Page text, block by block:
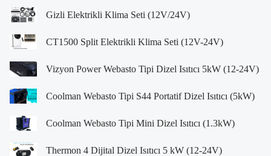
Gizli Elektrikli Klima Seti (12V/24V)
CT1500 Split Elektrikli Klima Seti (12V-24V)
Vizyon Power Webasto Tipi Dizel Isıtıcı 5kW (12-24V)
Coolman Webasto Tipi S44 Portatif Dizel Isıtıcı (5kW)
Coolman Webasto Tipi Mini Dizel Isıtıcı (1.3kW)
Thermon 4 Dijital Dizel Isıtıcı 5 kW (12-24V)